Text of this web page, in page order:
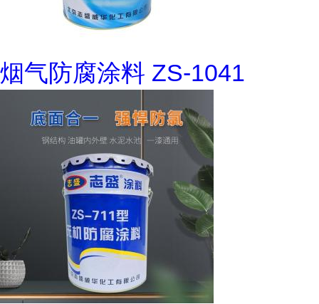
烟气防腐涂料 ZS-1041